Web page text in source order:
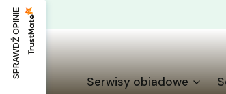
Serwisy obiadowe
SPRAWDŹ OPINIE